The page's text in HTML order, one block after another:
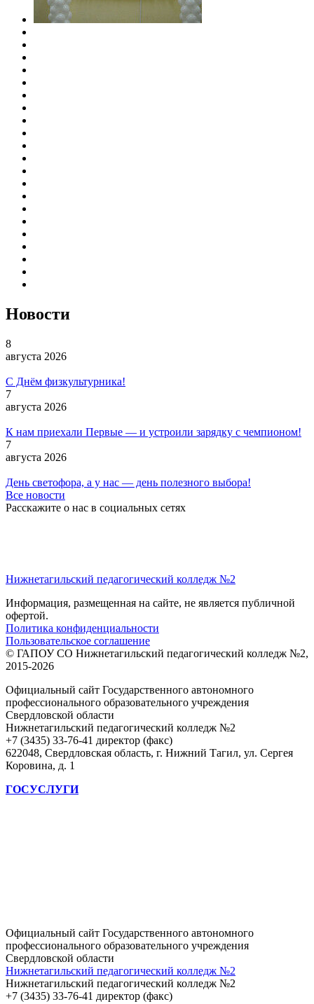
Новости
8
августа 2026
С Днём физкультурника!
7
августа 2026
К нам приехали Первые — и устроили зарядку с чемпионом!
7
августа 2026
День светофора, а у нас — день полезного выбора!
Все новости
Расскажите о нас в социальных сетях
Нижнетагильский педагогический колледж №2
Информация, размещенная на сайте, не является публичной
офертой.
Политика конфиденциальности
Пользовательское соглашение
© ГАПОУ СО Нижнетагильский педагогический колледж №2,
2015-2026
Официальный сайт Государственного автономного
профессионального образовательного учреждения
Свердловской области
Нижнетагильский педагогический колледж №2
+7 (3435) 33-76-41 директор (факс)
622048, Свердловская область, г. Нижний Тагил, ул. Сергея
Коровина, д. 1
ГОСУСЛУГИ
Официальный сайт Государственного автономного
профессионального образовательного учреждения
Свердловской области
Нижнетагильский педагогический колледж №2
Нижнетагильский педагогический колледж №2
+7 (3435) 33-76-41 директор (факс)